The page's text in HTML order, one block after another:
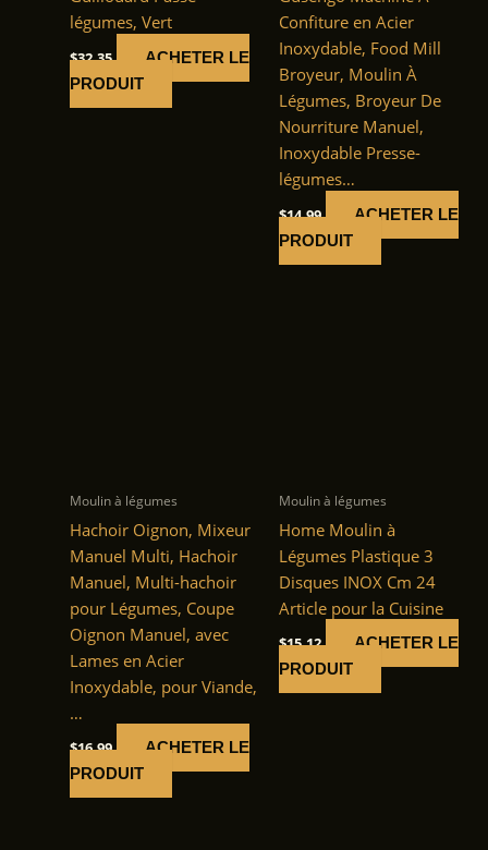
légumes, Vert
$32.35
ACHETER LE
PRODUIT
Confiture en Acier
Inoxydable, Food Mill
Broyeur, Moulin À
Légumes, Broyeur De
Nourriture Manuel,
Inoxydable Presse-
légumes…
$14.99
ACHETER LE
PRODUIT
Moulin à légumes
Hachoir Oignon, Mixeur
Manuel Multi, Hachoir
Manuel, Multi-hachoir
pour Légumes, Coupe
Oignon Manuel, avec
Lames en Acier
Inoxydable, pour Viande,
…
$16.99
ACHETER LE
PRODUIT
Moulin à légumes
Home Moulin à
Légumes Plastique 3
Disques INOX Cm 24
Article pour la Cuisine
$15.12
ACHETER LE
PRODUIT